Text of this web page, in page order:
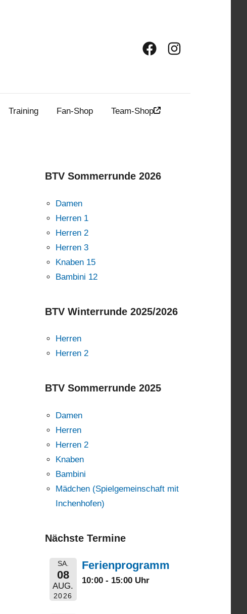
FacebookInstagram
Training Fan-Shop Team-Shop
BTV Sommerrunde 2026
Damen
Herren 1
Herren 2
Herren 3
Knaben 15
Bambini 12
BTV Winterrunde 2025/2026
Herren
Herren 2
BTV Sommerrunde 2025
Damen
Herren
Herren 2
Knaben
Bambini
Mädchen (Spielgemeinschaft mit
Inchenhofen)
Nächste Termine
SA.
08
AUG.
2026
Ferienprogramm
10:00 - 15:00 Uhr